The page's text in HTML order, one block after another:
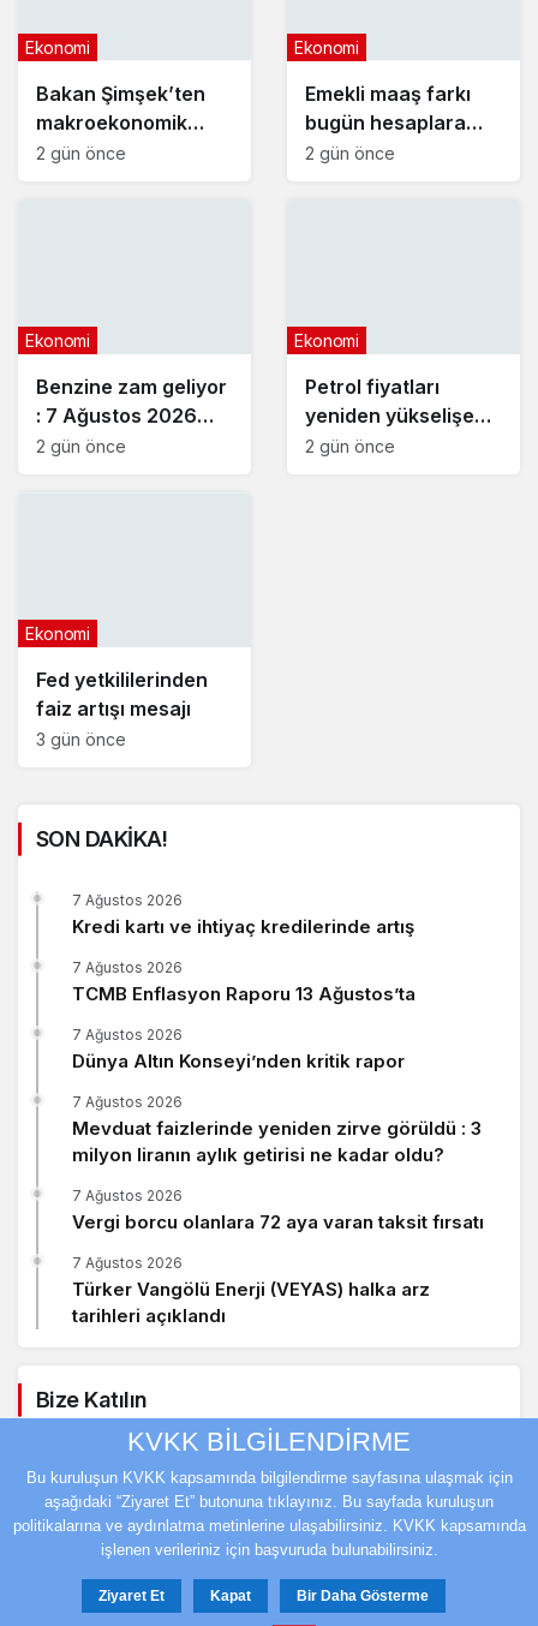
Bakan Şimşek’ten
makroekonomik
istikrar açıklaması
Ekonomi
2 gün önce
Emekli maaş farkı
bugün hesaplara
yatıyor
Ekonomi
2 gün önce
Benzine zam geliyor
: 7 Ağustos 2026
güncel akaryakıt
Ekonomi
2 gün önce
Petrol fiyatları
yeniden yükselişe
geçti
Ekonomi
2 gün önce
Fed yetkililerinden
faiz artışı mesajı
Ekonomi
3 gün önce
SON DAKİKA!
Kredi kartı ve ihtiyaç kredilerinde artış
7 Ağustos 2026
TCMB Enflasyon Raporu 13 Ağustos’ta
7 Ağustos 2026
Dünya Altın Konseyi’nden kritik rapor
7 Ağustos 2026
Mevduat faizlerinde yeniden zirve görüldü : 3
milyon liranın aylık getirisi ne kadar oldu?
7 Ağustos 2026
Vergi borcu olanlara 72 aya varan taksit fırsatı
7 Ağustos 2026
Türker Vangölü Enerji (VEYAS) halka arz
tarihleri açıklandı
7 Ağustos 2026
Bize Katılın
Youtube Instagram
KVKK BİLGİLENDİRME
Bu kuruluşun KVKK kapsamında bilgilendirme sayfasına ulaşmak için
aşağıdaki “Ziyaret Et” butonuna tıklayınız. Bu sayfada kuruluşun
politikalarına ve aydınlatma metinlerine ulaşabilirsiniz. KVKK kapsamında
işlenen verileriniz için başvuruda bulunabilirsiniz.
Ziyaret Et Kapat Bir Daha Gösterme